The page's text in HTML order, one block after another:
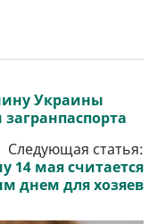
Украины
Следующая статья:
14 мая считается
днем ​​для хозяев